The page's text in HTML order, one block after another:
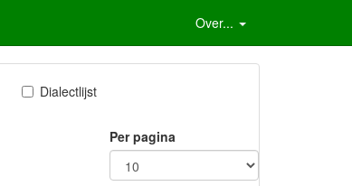
Over...
Dialectlijst
Per pagina